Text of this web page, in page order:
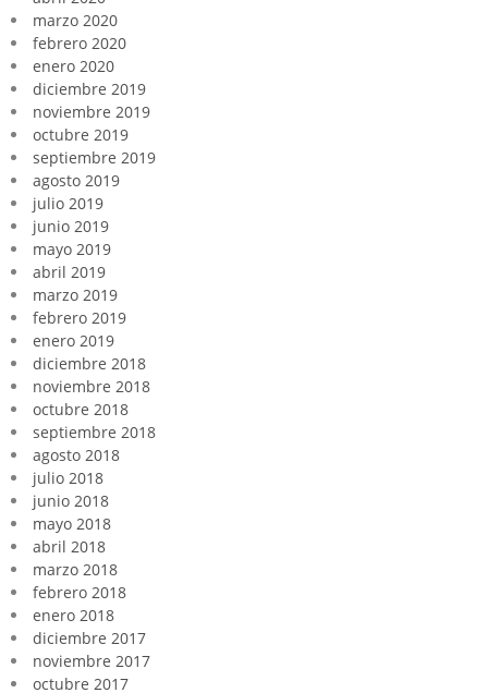
marzo 2020
febrero 2020
enero 2020
diciembre 2019
noviembre 2019
octubre 2019
septiembre 2019
agosto 2019
julio 2019
junio 2019
mayo 2019
abril 2019
marzo 2019
febrero 2019
enero 2019
diciembre 2018
noviembre 2018
octubre 2018
septiembre 2018
agosto 2018
julio 2018
junio 2018
mayo 2018
abril 2018
marzo 2018
febrero 2018
enero 2018
diciembre 2017
noviembre 2017
octubre 2017